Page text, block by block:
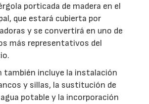
porticada de madera en el
que estará cubierta por
y se convertirá en uno de
más representativos del
también incluye la instalación
y sillas, la sustitución de
potable y la incorporación